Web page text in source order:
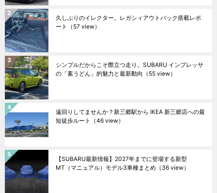
久しぶりのイレクター。レガシィアウトバック搭載レポ
ート
（57 view）
シンプルだからこそ際立つ走り。SUBARU インプレッサ
の「素うどん」的魅力と最新動向 （55 view）
遠回りしてませんか？新三郷駅から IKEA 新三郷店への最
短徒歩ルート
（46 view）
【SUBARU最新情報】2027年までに登場する新型
MT（マニュアル）モデル3車種まとめ （36 view）